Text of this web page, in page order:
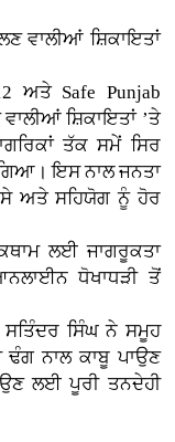
ਵਾਲੀਆਂ ਸ਼ਿਕਾਇਤਾਂ
ਅਤੇ Safe Punjab
ਸ਼ਿਕਾਇਤਾਂ ’ਤੇ
ਤੱਕ ਸਮੇਂ ਸਿਰ
ਗਿਆ। ਇਸ ਨਾਲ ਜਨਤਾ
ਅਤੇ ਸਹਿਯੋਗ ਨੂੰ ਹੋਰ
ਲਈ ਜਾਗਰੂਕਤਾ
ਧੋਖਾਧੜੀ ਤੋਂ
ਸਤਿੰਦਰ ਸਿੰਘ ਨੇ ਸਮੂਹ
ਢੰਗ ਨਾਲ ਕਾਬੂ ਪਾਉਣ
ਲਈ ਪੂਰੀ ਤਨਦੇਹੀ